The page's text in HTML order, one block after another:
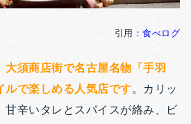
引用： 食べログ
大須商店街で名古屋名物「手羽
ルで楽しめる人気店です。カリッ
甘辛いタレとスパイスが絡み、ビ